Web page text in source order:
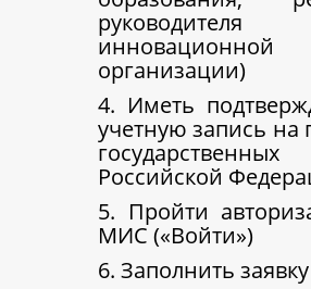
руководителя
инновационной
организации)
4. Иметь
учетную запись на
Российской
5. Пройти
МИС («Войти»)
6. Заполнить